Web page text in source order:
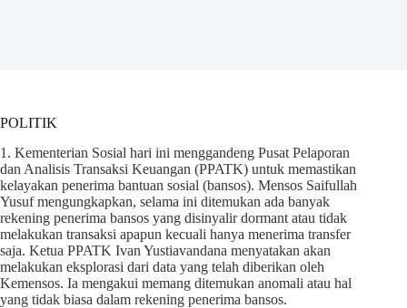
POLITIK
1. Kementerian Sosial hari ini menggandeng Pusat Pelaporan
dan Analisis Transaksi Keuangan (PPATK) untuk memastikan
kelayakan penerima bantuan sosial (bansos). Mensos Saifullah
Yusuf mengungkapkan, selama ini ditemukan ada banyak
rekening penerima bansos yang disinyalir dormant atau tidak
melakukan transaksi apapun kecuali hanya menerima transfer
saja. Ketua PPATK Ivan Yustiavandana menyatakan akan
melakukan eksplorasi dari data yang telah diberikan oleh
Kemensos. Ia mengakui memang ditemukan anomali atau hal
yang tidak biasa dalam rekening penerima bansos.